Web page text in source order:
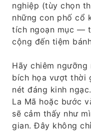
nghiệp (tùy chọn
những con phố cổ
tích ngoạn mục —
cộng đến tiệm
Hãy chiêm
bích họa vượt thời
nét đáng kinh
La Mã hoặc bước
sẽ cảm thấy như
gian. Đây không